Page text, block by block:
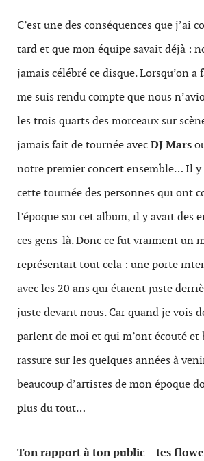
C’est une des conséquences que j’ai
tard et que mon équipe savait déjà :
jamais célébré ce disque. Lorsqu’on a
me suis rendu compte que nous
les trois quarts des morceaux sur
jamais fait de tournée avecDJ Mars
notre premier concert ensemble… Il y
cette tournée des personnes qui ont
l’époque sur cet album, il y avait des
ces gens-là. Donc ce fut vraiment un
représentait tout cela : une porte
avec les 20 ans qui étaient juste
juste devant nous. Car quand je vois
parlent de moi et qui m’ont écouté et
rassure sur les quelques années à
beaucoup d’artistes de mon époque
plus du tout…
Ton rapport à ton public – tes